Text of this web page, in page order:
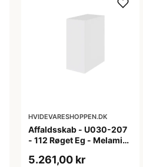
HVIDEVARESHOPPEN.DK
Affaldsskab - U030-207
- 112 Røget Eg - Melamin,
5.261,00 kr